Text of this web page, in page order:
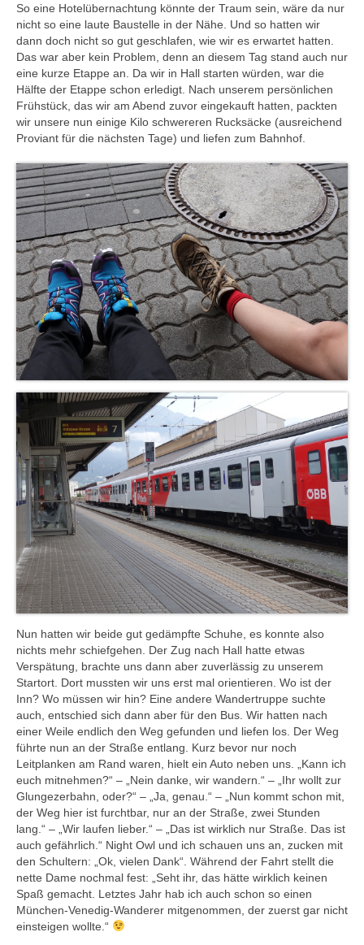
So eine Hotelübernachtung könnte der Traum sein, wäre da nur
nicht so eine laute Baustelle in der Nähe. Und so hatten wir
dann doch nicht so gut geschlafen, wie wir es erwartet hatten.
Das war aber kein Problem, denn an diesem Tag stand auch nur
eine kurze Etappe an. Da wir in Hall starten würden, war die
Hälfte der Etappe schon erledigt. Nach unserem persönlichen
Frühstück, das wir am Abend zuvor eingekauft hatten, packten
wir unsere nun einige Kilo schwereren Rucksäcke (ausreichend
Proviant für die nächsten Tage) und liefen zum Bahnhof.
Nun hatten wir beide gut gedämpfte Schuhe, es konnte also
nichts mehr schiefgehen. Der Zug nach Hall hatte etwas
Verspätung, brachte uns dann aber zuverlässig zu unserem
Startort. Dort mussten wir uns erst mal orientieren. Wo ist der
Inn? Wo müssen wir hin? Eine andere Wandertruppe suchte
auch, entschied sich dann aber für den Bus. Wir hatten nach
einer Weile endlich den Weg gefunden und liefen los. Der Weg
führte nun an der Straße entlang. Kurz bevor nur noch
Leitplanken am Rand waren, hielt ein Auto neben uns. „Kann ich
euch mitnehmen?“ – „Nein danke, wir wandern.“ – „Ihr wollt zur
Glungezerbahn, oder?“ – „Ja, genau.“ – „Nun kommt schon mit,
der Weg hier ist furchtbar, nur an der Straße, zwei Stunden
lang.“ – „Wir laufen lieber.“ – „Das ist wirklich nur Straße. Das ist
auch gefährlich.“ Night Owl und ich schauen uns an, zucken mit
den Schultern: „Ok, vielen Dank“. Während der Fahrt stellt die
nette Dame nochmal fest: „Seht ihr, das hätte wirklich keinen
Spaß gemacht. Letztes Jahr hab ich auch schon so einen
München-Venedig-Wanderer mitgenommen, der zuerst gar nicht
einsteigen wollte.“